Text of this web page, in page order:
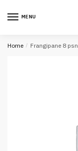
MENU
Home / Frangipane 8 psn